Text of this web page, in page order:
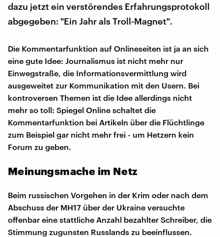
dazu jetzt ein verstörendes Erfahrungsprotokoll
abgegeben: "Ein Jahr als Troll-Magnet".
Die Kommentarfunktion auf Onlineseiten ist ja an sich
eine gute Idee: Journalismus ist nicht mehr nur
Einwegstraße, die Informationsvermittlung wird
ausgeweitet zur Kommunikation mit den Usern. Bei
kontroversen Themen ist die Idee allerdings nicht
mehr so toll: Spiegel Online schaltet die
Kommentarfunktion bei Artikeln über die Flüchtlinge
zum Beispiel gar nicht mehr frei - um Hetzern kein
Forum zu geben.
Meinungsmache im Netz
Beim russischen Vorgehen in der Krim oder nach dem
Abschuss der MH17 über der Ukraine versuchte
offenbar eine stattliche Anzahl bezahlter Schreiber, die
Stimmung zugunsten Russlands zu beeinflussen.